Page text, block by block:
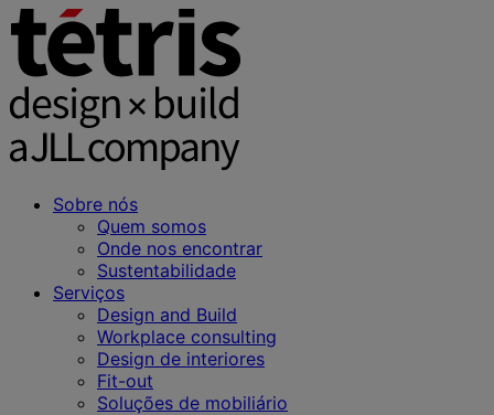
Sobre nós
Quem somos
Onde nos encontrar
Sustentabilidade
Serviços
Design and Build
Workplace consulting
Design de interiores
Fit-out
Soluções de mobiliário